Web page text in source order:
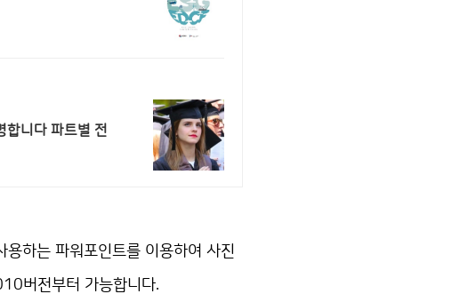
합니다 파트별 전
하는 파워포인트를 이용하여 사진
버전부터 가능합니다.